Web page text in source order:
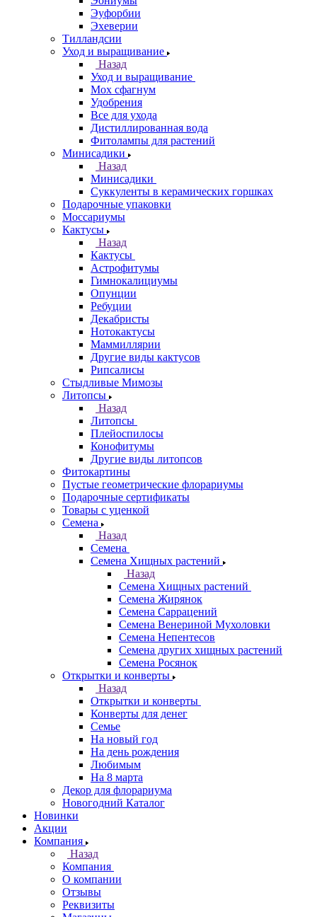
Эуфорбии
Эхеверии
Тилландсии
Уход и выращивание
Назад
Уход и выращивание
Мох сфагнум
Удобрения
Все для ухода
Дистиллированная вода
Фитолампы для растений
Минисадики
Назад
Минисадики
Суккуленты в керамических горшках
Подарочные упаковки
Моссариумы
Кактусы
Назад
Кактусы
Астрофитумы
Гимнокалициумы
Опунции
Ребуции
Декабристы
Нотокактусы
Маммиллярии
Другие виды кактусов
Рипсалисы
Стыдливые Мимозы
Литопсы
Назад
Литопсы
Плейоспилосы
Конофитумы
Другие виды литопсов
Фитокартины
Пустые геометрические флорариумы
Подарочные сертификаты
Товары с уценкой
Семена
Назад
Семена
Семена Хищных растений
Назад
Семена Хищных растений
Семена Жирянок
Семена Саррацений
Семена Венериной Мухоловки
Семена Непентесов
Семена других хищных растений
Семена Росянок
Открытки и конверты
Назад
Открытки и конверты
Конверты для денег
Семье
На новый год
На день рождения
Любимым
На 8 марта
Декор для флорариума
Новогодний Каталог
Новинки
Акции
Компания
Назад
Компания
О компании
Отзывы
Реквизиты